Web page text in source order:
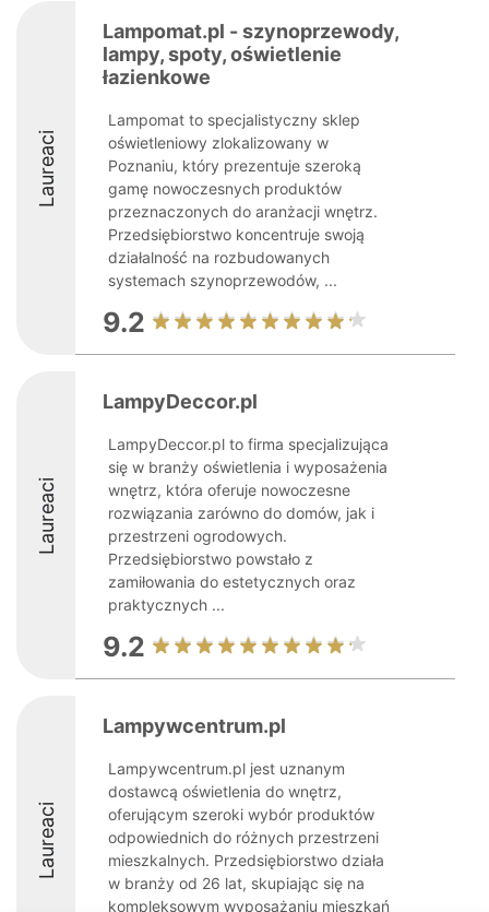
Laureaci
Lampomat.pl - szynoprzewody,
lampy, spoty, oświetlenie
łazienkowe
Lampomat to specjalistyczny sklep
oświetleniowy zlokalizowany w
Poznaniu, który prezentuje szeroką
gamę nowoczesnych produktów
przeznaczonych do aranżacji wnętrz.
Przedsiębiorstwo koncentruje swoją
działalność na rozbudowanych
systemach szynoprzewodów, ...
9.2
Laureaci
LampyDeccor.pl
LampyDeccor.pl to firma specjalizująca
się w branży oświetlenia i wyposażenia
wnętrz, która oferuje nowoczesne
rozwiązania zarówno do domów, jak i
przestrzeni ogrodowych.
Przedsiębiorstwo powstało z
zamiłowania do estetycznych oraz
praktycznych ...
9.2
Laureaci
Lampywcentrum.pl
Lampywcentrum.pl jest uznanym
dostawcą oświetlenia do wnętrz,
oferującym szeroki wybór produktów
odpowiednich do różnych przestrzeni
mieszkalnych. Przedsiębiorstwo działa
w branży od 26 lat, skupiając się na
kompleksowym wyposażaniu mieszkań